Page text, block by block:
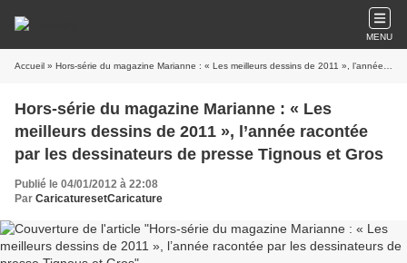
MENU
Accueil » Hors-série du magazine Marianne : « Les meilleurs dessins de 2011 », l’année racontée par les dessinateurs de presse Tignous et Gros
Hors-série du magazine Marianne : « Les
meilleurs dessins de 2011 », l’année racontée
par les dessinateurs de presse Tignous et Gros
Publié le 04/01/2012 à 22:08
Par CaricaturesetCaricature